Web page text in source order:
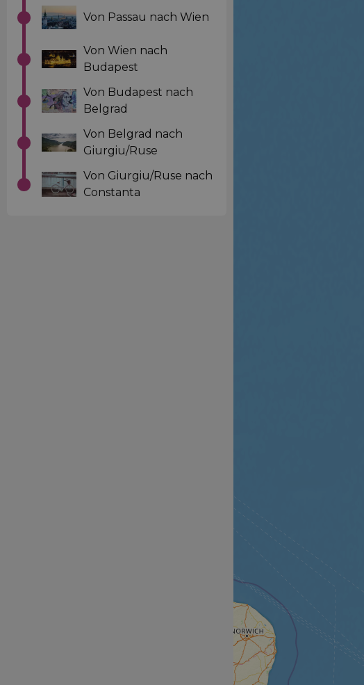
Von Passau nach Wien
Von Wien nach
Budapest
Von Budapest nach
Belgrad
Von Belgrad nach
Giurgiu/Ruse
Von Giurgiu/Ruse nach
Constanta